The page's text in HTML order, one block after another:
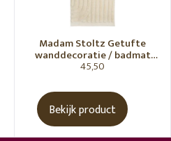
Madam Stoltz Getufte
wanddecoratie / badmat
Vanille
45,50
Bekijk product